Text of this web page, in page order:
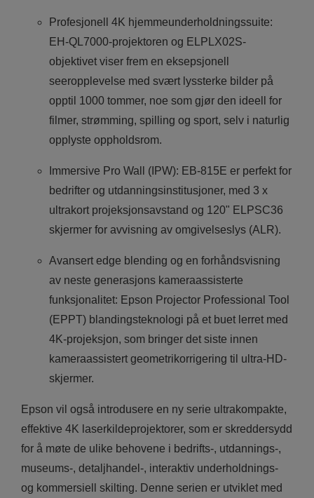
Profesjonell 4K hjemmeunderholdningssuite:
EH-QL7000-projektoren og ELPLX02S-
objektivet viser frem en eksepsjonell
seeropplevelse med svært lyssterke bilder på
opptil 1000 tommer, noe som gjør den ideell for
filmer, strømming, spilling og sport, selv i naturlig
opplyste oppholdsrom.
Immersive Pro Wall (IPW): EB-815E er perfekt for
bedrifter og utdanningsinstitusjoner, med 3 x
ultrakort projeksjonsavstand og 120" ELPSC36
skjermer for avvisning av omgivelseslys (ALR).
Avansert edge blending og en forhåndsvisning
av neste generasjons kameraassisterte
funksjonalitet: Epson Projector Professional Tool
(EPPT) blandingsteknologi på et buet lerret med
4K-projeksjon, som bringer det siste innen
kameraassistert geometrikorrigering til ultra-HD-
skjermer.
Epson vil også introdusere en ny serie ultrakompakte,
effektive 4K laserkildeprojektorer, som er skreddersydd
for å møte de ulike behovene i bedrifts-, utdannings-,
museums-, detaljhandel-, interaktiv underholdnings-
og kommersiell skilting. Denne serien er utviklet med